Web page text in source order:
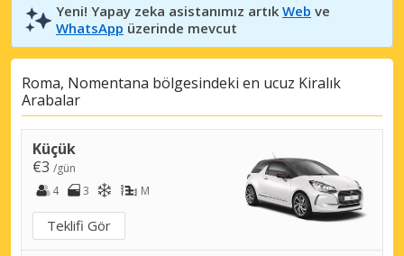
Yeni! Yapay zeka asistanımız artık Web ve
WhatsApp üzerinde mevcut
Roma, Nomentana bölgesindeki en ucuz Kiralık
Arabalar
Küçük
€3 /gün
4
3 M
Teklifi Gör